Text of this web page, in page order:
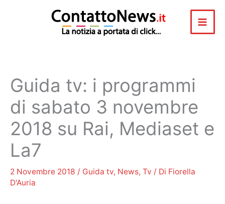
Guida tv: i programmi
di sabato 3 novembre
2018 su Rai, Mediaset e
La7
2 Novembre 2018 / Guida tv, News, Tv / Di Fiorella
D'Auria